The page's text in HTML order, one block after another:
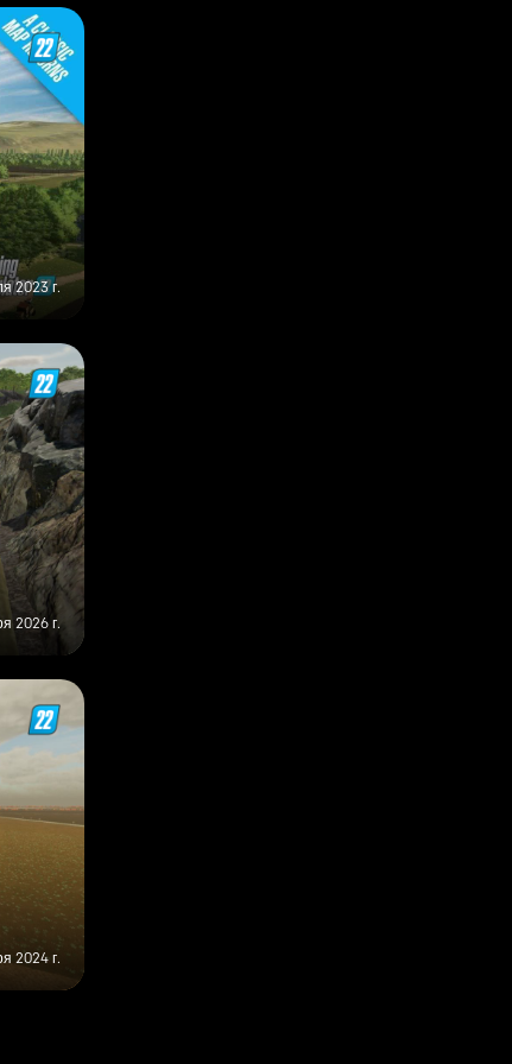
Джоша
2023 г.
2026 г.
2024 г.